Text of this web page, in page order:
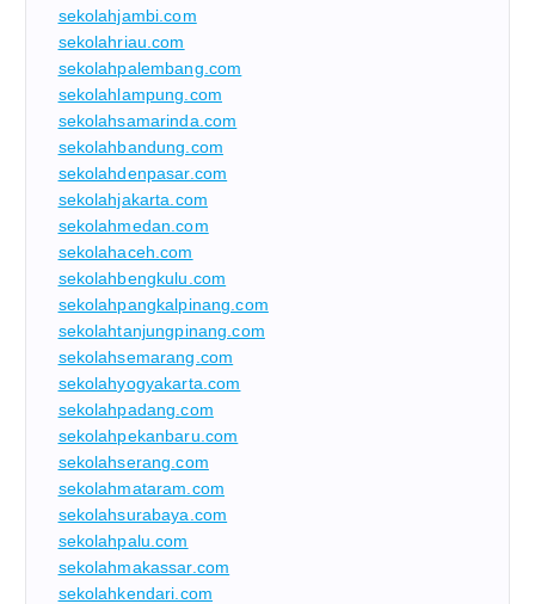
sekolahjambi.com
sekolahriau.com
sekolahpalembang.com
sekolahlampung.com
sekolahsamarinda.com
sekolahbandung.com
sekolahdenpasar.com
sekolahjakarta.com
sekolahmedan.com
sekolahaceh.com
sekolahbengkulu.com
sekolahpangkalpinang.com
sekolahtanjungpinang.com
sekolahsemarang.com
sekolahyogyakarta.com
sekolahpadang.com
sekolahpekanbaru.com
sekolahserang.com
sekolahmataram.com
sekolahsurabaya.com
sekolahpalu.com
sekolahmakassar.com
sekolahkendari.com